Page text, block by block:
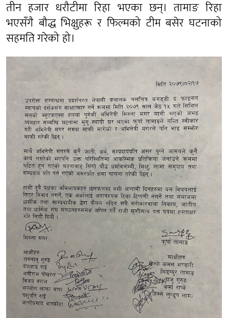
तीन हजार धरौटीमा रिहा भएका छन्। तामाङ रिहा
भएसँगै बौद्ध भिक्षुहरू र फिल्मको टीम बसेर घटनाको
सहमति गरेको हो।